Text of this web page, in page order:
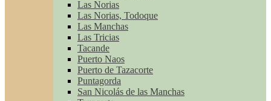
Las Norias
Las Norias, Todoque
Las Manchas
Las Tricias
Tacande
Puerto Naos
Puerto de Tazacorte
Puntagorda
San Nicolás de las Manchas